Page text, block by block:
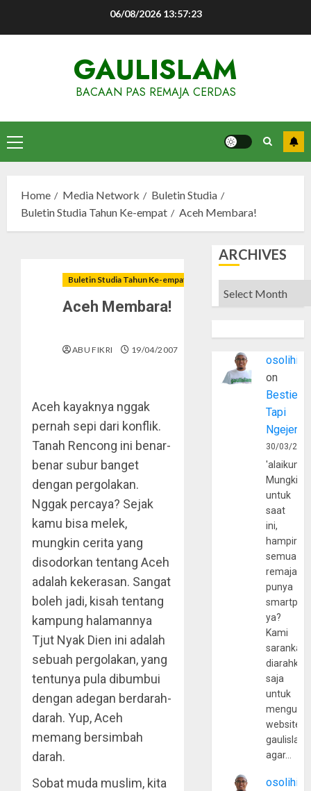
06/08/2026 13:57:24
GAULISLAM
BACAAN PAS REMAJA CERDAS
Primary
Menu
Home Media Network
Buletin Studia
Buletin Studia Tahun Ke-empat
Aceh Membara!
Buletin Studia Tahun Ke-empat
Aceh Membara!
ABU FIKRI 19/04/2007
Aceh kayaknya nggak
pernah sepi dari konflik.
Tanah Rencong ini benar-
benar subur banget
dengan pergolakan.
Nggak percaya? Sejak
kamu bisa melek,
mungkin cerita yang
disodorkan tentang Aceh
adalah kekerasan. Sangat
boleh jadi, kisah tentang
kampung halamannya
Tjut Nyak Dien ini adalah
sebuah pergolakan, yang
tentunya pula dibumbui
dengan adegan berdarah-
darah. Yup, Aceh
memang bersimbah
darah.
Sobat muda muslim, kita
ARCHIVES
Archives
osolihin
on
Bestie
Tapi
30/03/
Mungkin
untuk
saat
ini,
hampir
semua
remaja
punya
ya?
Kami
sarankan,
diarahkan
saja
untuk
website
agar…
osolihin